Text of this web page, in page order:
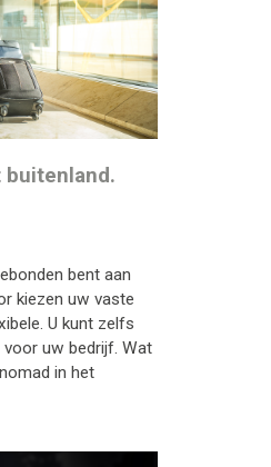
buitenland.
bent aan
kiezen uw vaste
U kunt zelfs
voor uw bedrijf. Wat
in het